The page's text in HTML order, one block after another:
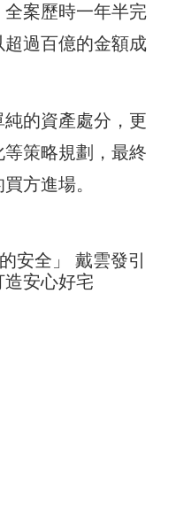
案歷時一年半完
過百億的金額成
的資產處分，更
策略規劃，最終
方進場。
安全」 戴雲發引
安心好宅